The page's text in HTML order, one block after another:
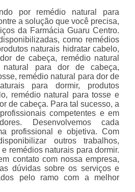
por remédio natural para
a solução que você precisa,
da Farmácia Guaru Centro.
como remédios
naturais hidratar cabelo,
de cabeça, remédio natural
natural para dor de cabeça,
remédio natural para dor de
para dormir, produtos
remédio natural para tosse e
de cabeça. Para tal sucesso, a
competentes e em
Desenvolvemos cada
profissional e objetiva. Com
outros trabalhos,
remédios naturais para dormir.
contato com nossa empresa,
dúvidas sobre os serviços e
pelo ramo com a melhor